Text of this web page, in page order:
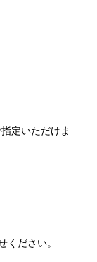
定いただけま
ください。